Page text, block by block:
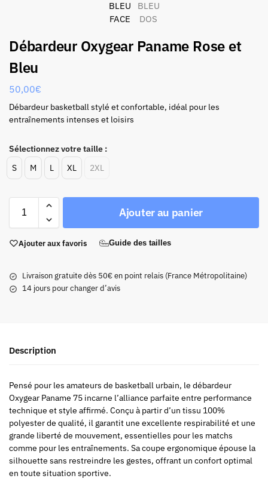
Débardeur Oxygear Paname Rose et
Bleu
50,00€
Débardeur basketball stylé et confortable, idéal pour les
entraînements intenses et loisirs
Sélectionnez votre taille :
S
M L XL 2XL
Ajouter au panier
Ajouter aux favoris Guide des tailles
Livraison gratuite dès 50€ en point relais (France Métropolitaine)
14 jours pour changer d’avis
Description
Pensé pour les amateurs de basketball urbain, le débardeur
Oxygear Paname 75 incarne l’alliance parfaite entre performance
technique et style affirmé. Conçu à partir d’un tissu 100%
polyester de qualité, il garantit une excellente respirabilité et une
grande liberté de mouvement, essentielles pour les matchs
comme pour les entraînements. Sa coupe ergonomique épouse la
silhouette sans restreindre les gestes, offrant un confort optimal
en toute situation sportive.